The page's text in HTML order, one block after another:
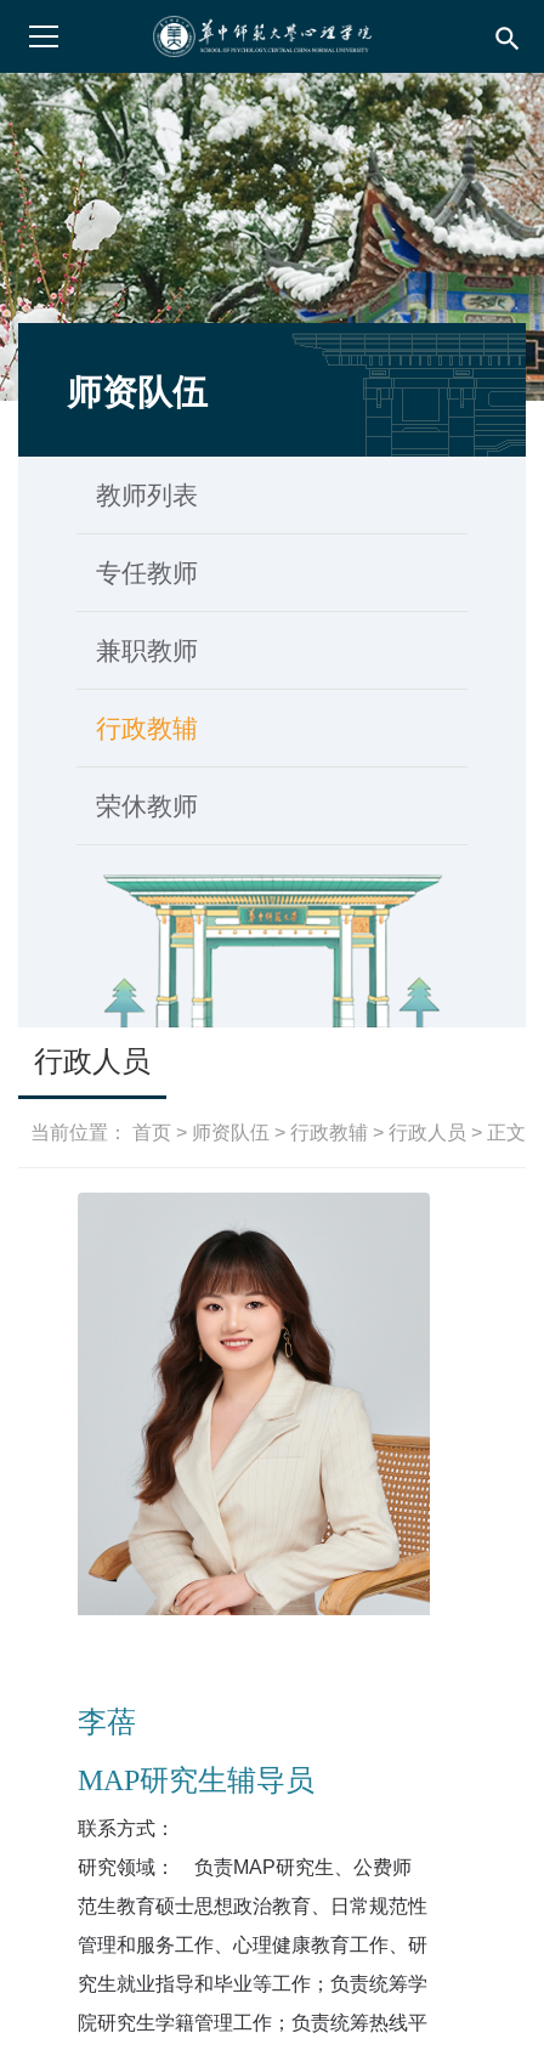
search
师资队伍
教师列表
专任教师
兼职教师
行政教辅
荣休教师
行政人员
当前位置： 首页 > 师资队伍 > 行政教辅 > 行政人员 > 正文
李蓓
MAP研究生辅导员
联系方式：
研究领域： 负责MAP研究生、公费师
范生教育硕士思想政治教育、日常规范性
管理和服务工作、心理健康教育工作、研
究生就业指导和毕业等工作；负责统筹学
院研究生学籍管理工作；负责统筹热线平